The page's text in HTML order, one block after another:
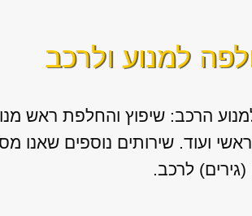
למנוע ולרכב
הרכב: שיפוץ והחלפת ראש
לרכב.